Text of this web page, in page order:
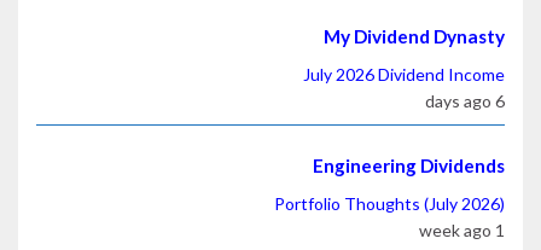
My Dividend Dynasty
July 2026 Dividend Income
6 days ago
Engineering Dividends
Portfolio Thoughts (July 2026)
1 week ago